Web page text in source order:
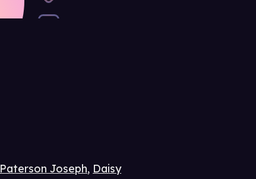
Paterson Joseph, Daisy